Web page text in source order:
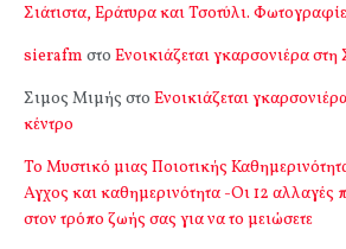
Σιάτιστα, Εράτυρα και Τσοτύλι.
sierafm στο Ενοικιάζεται γκαρσονιέρα στη
Σιμος Μιμής στο Ενοικιάζεται
κέντρο
Το Μυστικό μιας Ποιοτικής
Αγχος και καθημερινότητα -Οι 12 αλλαγές
στον τρόπο ζωής σας για να το μειώσετε